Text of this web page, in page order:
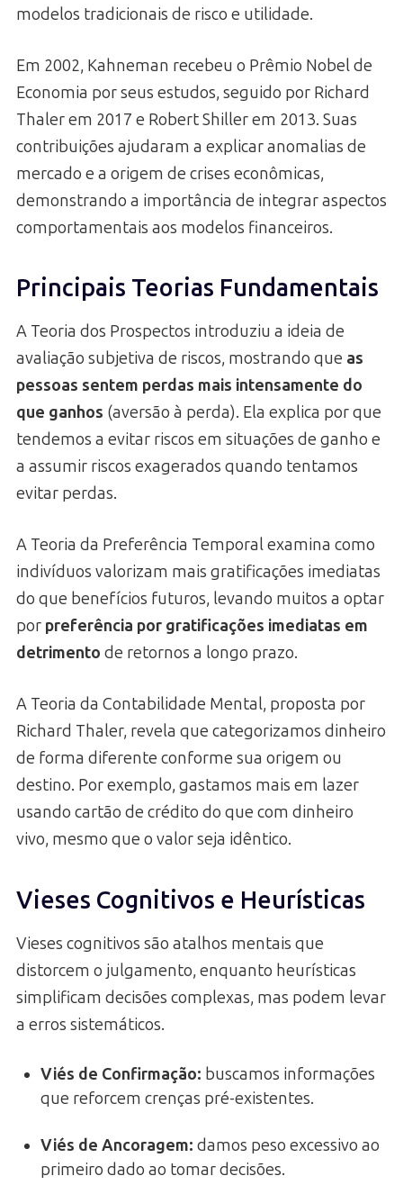
modelos tradicionais de risco e utilidade.
Em 2002, Kahneman recebeu o Prêmio Nobel de
Economia por seus estudos, seguido por Richard
Thaler em 2017 e Robert Shiller em 2013. Suas
contribuições ajudaram a explicar anomalias de
mercado e a origem de crises econômicas,
demonstrando a importância de integrar aspectos
comportamentais aos modelos financeiros.
Principais Teorias Fundamentais
A Teoria dos Prospectos introduziu a ideia de
avaliação subjetiva de riscos, mostrando que as
pessoas sentem perdas mais intensamente do
que ganhos (aversão à perda). Ela explica por que
tendemos a evitar riscos em situações de ganho e
a assumir riscos exagerados quando tentamos
evitar perdas.
A Teoria da Preferência Temporal examina como
indivíduos valorizam mais gratificações imediatas
do que benefícios futuros, levando muitos a optar
por preferência por gratificações imediatas em
detrimento de retornos a longo prazo.
A Teoria da Contabilidade Mental, proposta por
Richard Thaler, revela que categorizamos dinheiro
de forma diferente conforme sua origem ou
destino. Por exemplo, gastamos mais em lazer
usando cartão de crédito do que com dinheiro
vivo, mesmo que o valor seja idêntico.
Vieses Cognitivos e Heurísticas
Vieses cognitivos são atalhos mentais que
distorcem o julgamento, enquanto heurísticas
simplificam decisões complexas, mas podem levar
a erros sistemáticos.
Viés de Confirmação: buscamos informações
que reforcem crenças pré-existentes.
Viés de Ancoragem: damos peso excessivo ao
primeiro dado ao tomar decisões.